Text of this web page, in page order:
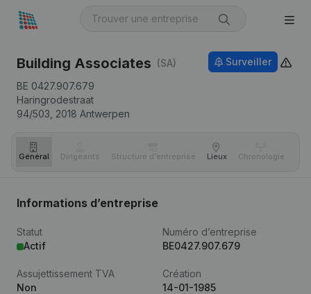
Building Associates (SA)
BE 0427.907.679
Haringrodestraat
94/503, 2018 Antwerpen
Surveiller
Général Dirigeants Structure d'entreprise Lieux Chronologie
Informations d’entreprise
Statut
Actif
Numéro d’entreprise
BE0427.907.679
Assujettissement TVA
Non
Création
14-01-1985